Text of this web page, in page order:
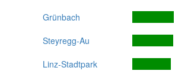
Grünbach
Steyregg-Au
Linz-Stadtpark